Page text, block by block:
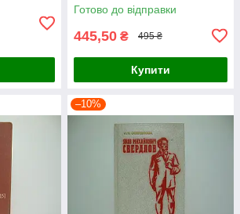
Готово до відправки
445,50 ₴ 495 ₴
Купити
–10%